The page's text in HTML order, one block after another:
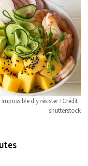
d'y résister ! Crédit :
shutterstock